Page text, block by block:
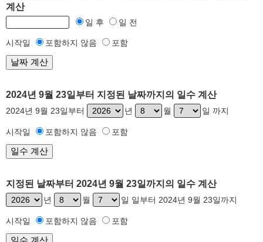
계산
일 후 일 전
시작일 포함하지 않음 포함
2024년 9월 23일부터 지정된 날짜까지의 일수 계산
2024년 9월 23일부터 년 월 일 까지
시작일 포함하지 않음 포함
지정된 날짜부터 2024년 9월 23일까지의 일수 계산
년 월 일 일부터 2024년 9월 23일까지
시작일 포함하지 않음 포함